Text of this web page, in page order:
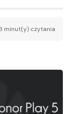
minut(y) czytania